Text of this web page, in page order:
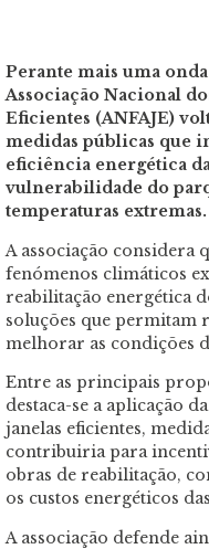
Perante mais uma
Associação Nacional
Eficientes (ANFAJE)
medidas públicas que
eficiência energética
vulnerabilidade do
temperaturas extremas.
A associação considera
fenómenos climáticos
reabilitação energética
soluções que permitam
melhorar as condições
Entre as principais
destaca-se a aplicação
janelas eficientes,
contribuiria para
obras de reabilitação,
os custos energéticos
A associação defende